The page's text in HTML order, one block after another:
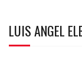
LUIS ANGEL